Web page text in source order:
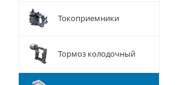
Токоприемники
Тормоз колодочный